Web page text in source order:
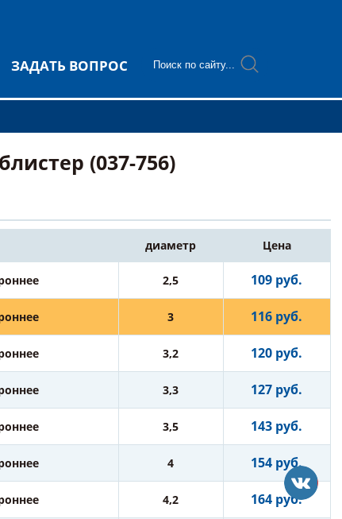
ЗАДАТЬ ВОПРОС
(037-756)
диаметр Цена
2,5 109 руб.
3 116 руб.
3,2 120 руб.
3,3 127 руб.
3,5 143 руб.
4 154 руб.
4,2 164 руб.